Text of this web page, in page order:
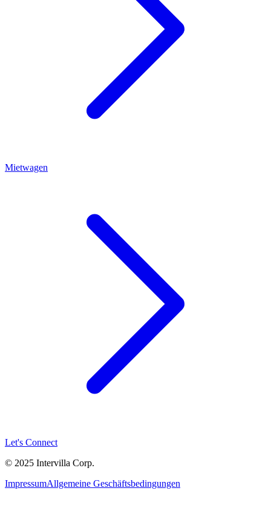
Mietwagen
Let's Connect
© 2025 Intervilla Corp.
ImpressumAllgemeine Geschäftsbedingungen